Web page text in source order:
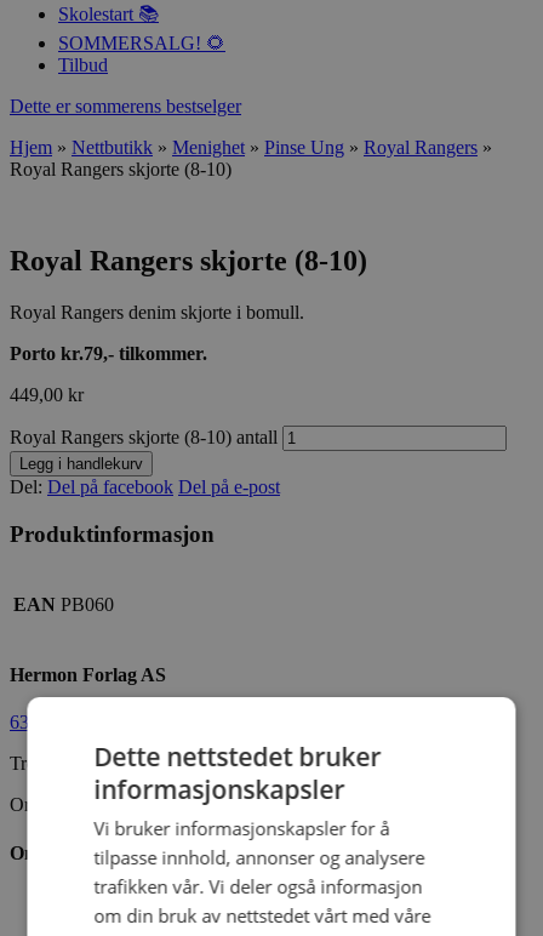
Skolestart 📚
SOMMERSALG! 🌻
Tilbud
Dette er sommerens bestselger
Hjem » Nettbutikk » Menighet » Pinse Ung » Royal Rangers »
Royal Rangers skjorte (8-10)
Royal Rangers skjorte (8-10)
Royal Rangers denim skjorte i bomull.
Porto kr.79,- tilkommer.
449,00 kr
Royal Rangers skjorte (8-10) antall
Legg i handlekurv
Del: Del på facebook Del på e-post
Produktinformasjon
EAN PB060
Hermon Forlag AS
63 80 30 99
Trondheimsveien 50 C, 2007 Kjeller
Org.nr. 889 204 982
Om oss
Vår visjon
Vår historie
Dette nettstedet bruker
informasjonskapsler
Vi bruker informasjonskapsler for å
tilpasse innhold, annonser og analysere
trafikken vår. Vi deler også informasjon
om din bruk av nettstedet vårt med våre